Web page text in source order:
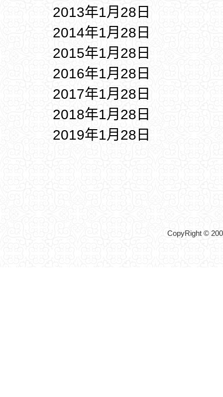
2013年1月28日
2014年1月28日
2015年1月28日
2016年1月28日
2017年1月28日
2018年1月28日
2019年1月28日
CopyRight ©